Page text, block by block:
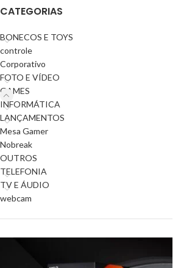
CATEGORIAS
BONECOS E TOYS
controle
Corporativo
FOTO E VÍDEO
GAMES
INFORMÁTICA
LANÇAMENTOS
Mesa Gamer
Nobreak
OUTROS
TELEFONIA
TV E ÁUDIO
webcam